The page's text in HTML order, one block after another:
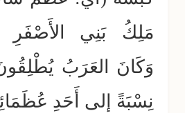
مَلِكُ بَنِي الأَصْفَرِ
وَكَانَ العَرَبُ
نِسْبَةً إلى أَحَدِ